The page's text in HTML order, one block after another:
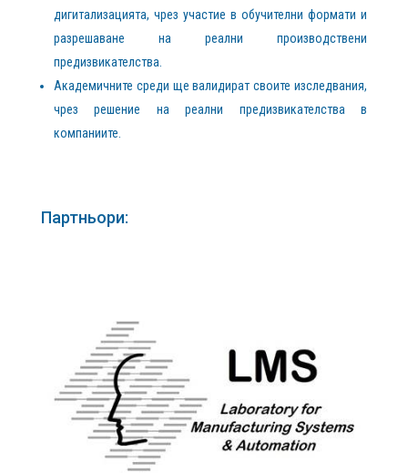
дигитализацията, чрез участие в обучителни формати и
разрешаване на реални производствени
предизвикателства.
Академичните среди ще валидират своите изследвания,
чрез решение на реални предизвикателства в
компаниите.
Партньори: